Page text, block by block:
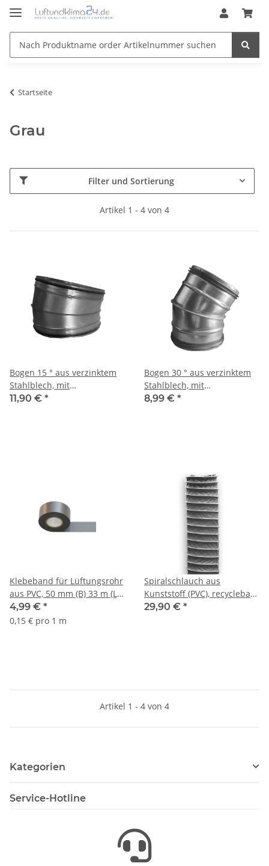
Startseite
Grau
Filter und Sortierung
Artikel 1 - 4 von 4
Bogen 15 ° aus verzinktem
Stahlblech, mit
Lippendichtung, diverse Ø
11,90 € *
Bogen 30 ° aus verzinktem
Stahlblech, mit
Lippendichtung, diverse Ø
8,99 € *
Klebeband für Lüftungsrohr
aus PVC, 50 mm (B) 33 m (L),
grau (Mengenrabatt)
4,99 € *
0,15 € pro 1 m
Spiralschlauch aus
Kunststoff (PVC), recyclebar,
Ø 80 - 400 mm, 6-10 m, grau
29,90 € *
Artikel 1 - 4 von 4
Kategorien
Service-Hotline